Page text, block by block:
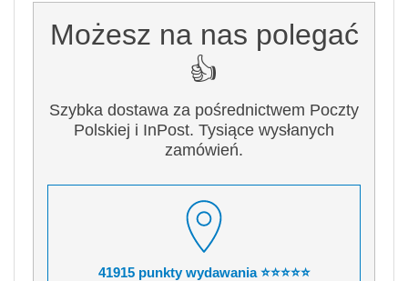
Możesz na nas polegać
👍
Szybka dostawa za pośrednictwem Poczty
Polskiej i InPost. Tysiące wysłanych
zamówień.
41915 punkty wydawania ⭐⭐⭐⭐⭐